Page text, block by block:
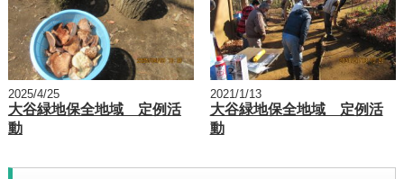
2025/4/25
大谷緑地保全地域 定例活
動
2021/1/13
大谷緑地保全地域 定例活
動